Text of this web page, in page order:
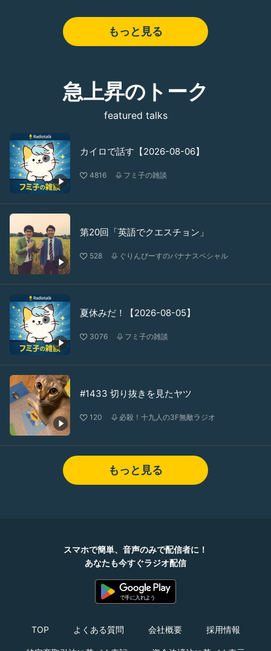
もっと見る
急上昇のトーク
featured talks
カイロで話す【2026-08-06】
4816 フミ子の雑談
第20回「英語でクエスチョン」
528 ぐりんぴーすのバナナスペシャル
夏休みだ！【2026-08-05】
3076 フミ子の雑談
#1433 切り抜きを見たヤツ
120 必殺！十九人の3F無敵ラジオ
もっと見る
スマホで簡単、音声のみで配信者に！
あなたも今すぐラジオ配信
TOP よくある質問 会社概要 採用情報